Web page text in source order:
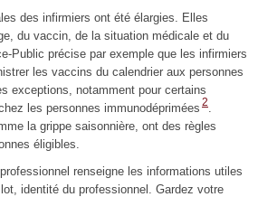
des infirmiers ont été élargies. Elles
du vaccin, de la situation médicale et du
Public précise par exemple que les infirmiers
les vaccins du calendrier aux personnes
exceptions, notamment pour certains
les personnes immunodéprimées 2.
la grippe saisonnière, ont des règles
éligibles.
renseigne les informations utiles
identité du professionnel. Gardez votre